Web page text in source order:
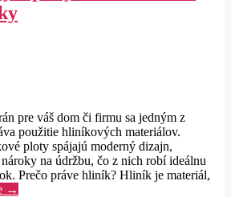
pre váš dom či firmu sa jedným z
použitie hliníkových materiálov.
ploty spájajú moderný dizajn,
na údržbu, čo z nich robí ideálnu
Prečo práve hliník? Hliník je materiál,
→